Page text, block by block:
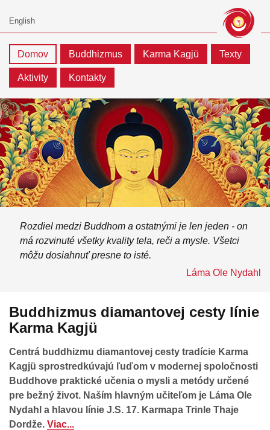
Domov Buddhizmus Karma Kagjü Texty
Aktivity Kontakty
Rozdiel medzi Buddhom a ostatnými je len jeden - on
má rozvinuté všetky kvality tela, reči a mysle. Všetci
môžu dosiahnuť presne to isté.
Láma Ole Nydahl
Buddhizmus diamantovej cesty línie
Karma Kagjü
Centrá buddhizmu diamantovej cesty tradície Karma
Kagjü sprostredkúvajú ľuďom v modernej spoločnosti
Buddhove praktické učenia o mysli a metódy určené
pre bežný život. Naším hlavným učiteľom je Láma Ole
Nydahl a hlavou línie J.S. 17. Karmapa Trinle Thaje
Dordže. Viac...